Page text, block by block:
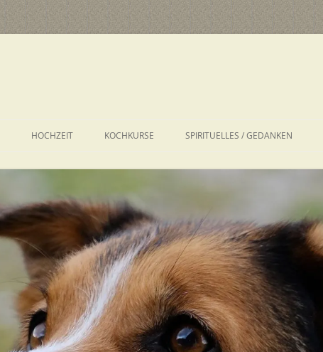
HOCHZEIT KOCHKURSE SPIRITUELLES / GEDANKEN